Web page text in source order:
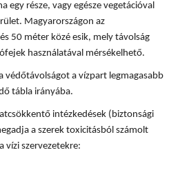
egy része, vagy egésze vegetációval
Magyarországon az
50 méter közé esik, mely távolság
használatával mérsékelhető.
védőtávolságot a vízpart legmagasabb
tábla irányába.
intézkedések (biztonsági
a szerek toxicitásból számolt
vízi szervezetekre: